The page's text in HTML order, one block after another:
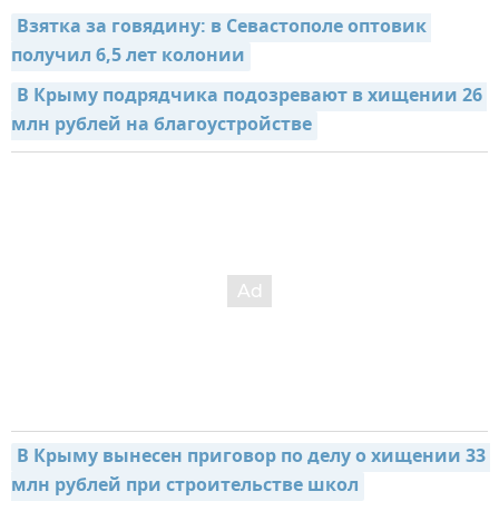
Взятка за говядину: в Севастополе оптовик
получил 6,5 лет колонии
В Крыму подрядчика подозревают в хищении 26
млн рублей на благоустройстве
В Крыму вынесен приговор по делу о хищении 33
млн рублей при строительстве школ